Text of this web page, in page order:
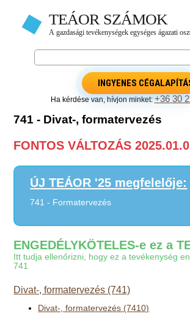
INGYENES
Ha kérdése van, hívjon minket:+36 30
741 - Divat-, formatervezés
FONTOS VÁLTOZÁS
ÚJ TEÁOR '25 megfelelője:
741 - Formatervezés
ENGEDÉLYKÖTELES-e ez a
Itt tudja ellenőrizni, hogy ez a tevékenység
741
Divat-, formatervezés (741)
Divat-, formatervezés (7410)